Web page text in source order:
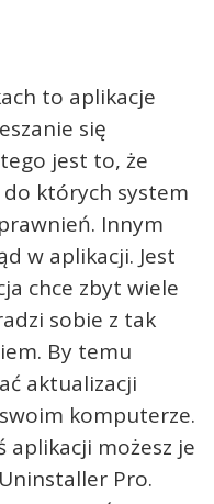
to aplikacje
się
jest to, że
których system
Innym
w aplikacji. Jest
chce zbyt wiele
sobie z tak
By temu
aktualizacji
komputerze.
aplikacji możesz je
Pro.